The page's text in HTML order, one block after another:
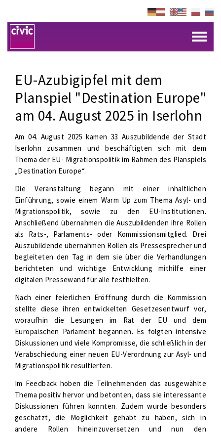
EU-Azubigipfel mit dem
Planspiel "Destination Europe"
am 04. August 2025 in Iserlohn
Am 04. August 2025 kamen 33 Auszubildende der Stadt
Iserlohn zusammen und beschäftigten sich mit dem
Thema der EU- Migrationspolitik im Rahmen des Planspiels
„Destination Europe“.
Die Veranstaltung begann mit einer inhaltlichen
Einführung, sowie einem Warm Up zum Thema Asyl- und
Migrationspolitik, sowie zu den EU-Institutionen.
Anschließend übernahmen die Auszubildenden ihre Rollen
als Rats-, Parlaments- oder Kommissionsmitglied. Drei
Auszubildende übernahmen Rollen als Pressesprecher und
begleiteten den Tag in dem sie über die Verhandlungen
berichteten und wichtige Entwicklung mithilfe einer
digitalen Pressewand für alle festhielten.
Nach einer feierlichen Eröffnung durch die Kommission
stellte diese ihren entwickelten Gesetzesentwurf vor,
woraufhin die Lesungen im Rat der EU und dem
Europäischen Parlament begannen. Es folgten intensive
Diskussionen und viele Kompromisse, die schließlich in der
Verabschiedung einer neuen EU-Verordnung zur Asyl- und
Migrationspolitik resultierten.
Im Feedback hoben die Teilnehmenden das ausgewählte
Thema positiv hervor und betonten, dass sie interessante
Diskussionen führen konnten. Zudem wurde besonders
geschätzt, die Möglichkeit gehabt zu haben, sich in
andere Rollen hineinzuversetzen und nun den